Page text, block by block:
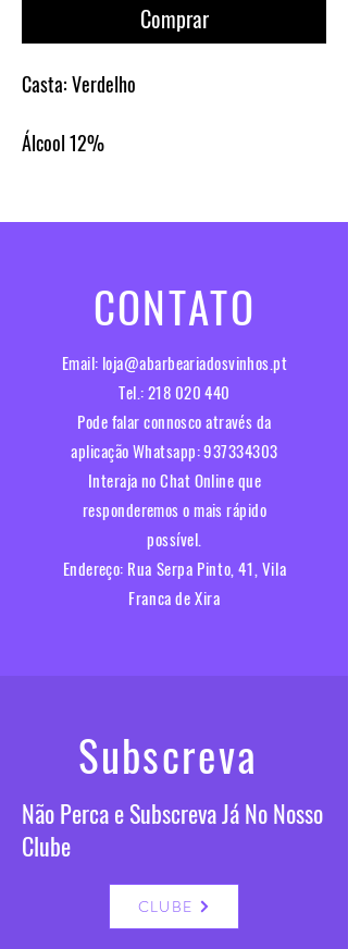
Comprar
Casta:Verdelho
Álcool12%
CONTATO
Email: loja@abarbeariadosvinhos.pt
Tel.:218 020 440
Pode falar connosco através da
aplicação Whatsapp:937334303
Interaja no Chat Online que
responderemos o mais rápido
possível.​
Endereço: Rua Serpa Pinto, 41, Vila
Franca de Xira
Subscreva
Não Perca e Subscreva Já No Nosso
Clube
CLUBE